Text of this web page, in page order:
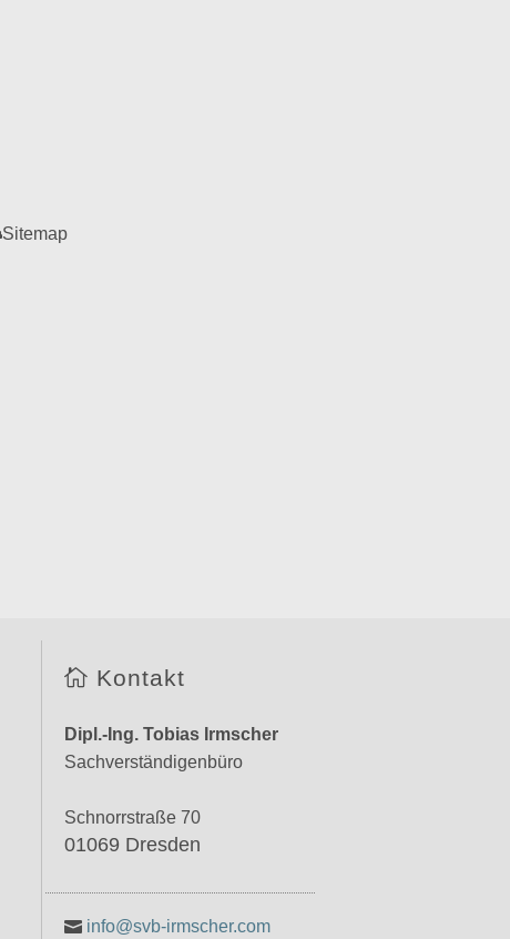
Sitemap
Kontakt
Dipl.-Ing. Tobias Irmscher
Sachverständigenbüro
Schnorrstraße 70
01069 Dresden
info@svb-irmscher.com